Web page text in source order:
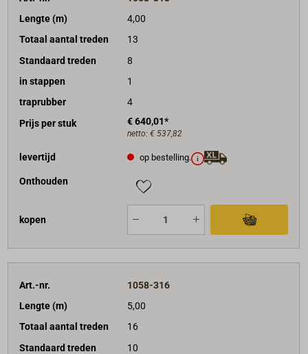
Lengte (m)
4,00
Totaal aantal treden
13
Standaard treden
8
in stappen
1
traprubber
4
Prijs per stuk
€ 640,01*
netto: € 537,82
levertijd op bestelling.
Onthouden
kopen
Art.-nr.
1058-316
Lengte (m)
5,00
Totaal aantal treden
16
Standaard treden
10